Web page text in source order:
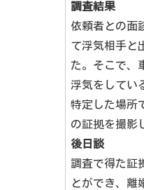
調査結果
依頼者との面
て浮気相手と
た。そこで、
浮気をしてい
特定した場所
の証拠を撮影
後日談
調査で得た証
とができ、離